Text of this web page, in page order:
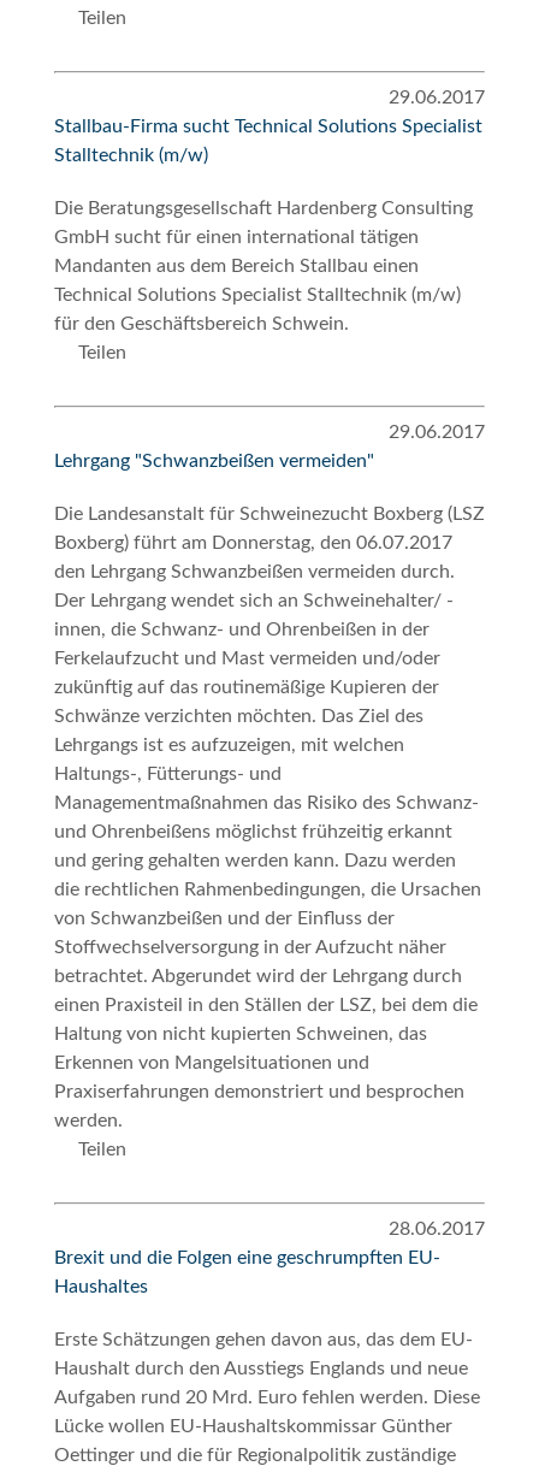
Teilen
29.06.2017
Stallbau-Firma sucht Technical Solutions Specialist
Stalltechnik (m/w)
Die Beratungsgesellschaft Hardenberg Consulting
GmbH sucht für einen international tätigen
Mandanten aus dem Bereich Stallbau einen
Technical Solutions Specialist Stalltechnik (m/w)
für den Geschäftsbereich Schwein.
Teilen
29.06.2017
Lehrgang "Schwanzbeißen vermeiden"
Die Landesanstalt für Schweinezucht Boxberg (LSZ
Boxberg) führt am Donnerstag, den 06.07.2017
den Lehrgang Schwanzbeißen vermeiden durch.
Der Lehrgang wendet sich an Schweinehalter/ -
innen, die Schwanz- und Ohrenbeißen in der
Ferkelaufzucht und Mast vermeiden und/oder
zukünftig auf das routinemäßige Kupieren der
Schwänze verzichten möchten. Das Ziel des
Lehrgangs ist es aufzuzeigen, mit welchen
Haltungs-, Fütterungs- und
Managementmaßnahmen das Risiko des Schwanz-
und Ohrenbeißens möglichst frühzeitig erkannt
und gering gehalten werden kann. Dazu werden
die rechtlichen Rahmenbedingungen, die Ursachen
von Schwanzbeißen und der Einfluss der
Stoffwechselversorgung in der Aufzucht näher
betrachtet. Abgerundet wird der Lehrgang durch
einen Praxisteil in den Ställen der LSZ, bei dem die
Haltung von nicht kupierten Schweinen, das
Erkennen von Mangelsituationen und
Praxiserfahrungen demonstriert und besprochen
werden.
Teilen
28.06.2017
Brexit und die Folgen eine geschrumpften EU-
Haushaltes
Erste Schätzungen gehen davon aus, das dem EU-
Haushalt durch den Ausstiegs Englands und neue
Aufgaben rund 20 Mrd. Euro fehlen werden. Diese
Lücke wollen EU-Haushaltskommissar Günther
Oettinger und die für Regionalpolitik zuständige